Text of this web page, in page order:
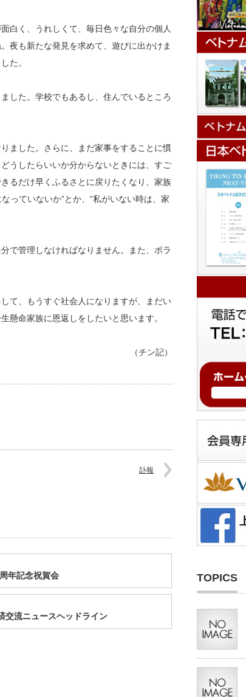
白く、うれしくて、毎日色々な自分の個人
夜も新たな発見を求めて、遊びに出かけま
た。
した。学校でもあるし、住んでいるところ
ました。さらに、まだ家事をすることに慣
うしたらいいか分からないときには、すご
るだけ早くふるさとに戻りたくなり、家族
っていないか”とか、“私がいない時は、家
で管理しなければなりません。また、ボラ
て、もうすぐ社会人になりますが、まだい
懸命家族に恩返しをしたいと思います。
（チン記）
訃報
年記念祝賀会
交流ニュースヘッドライン
TOPICS